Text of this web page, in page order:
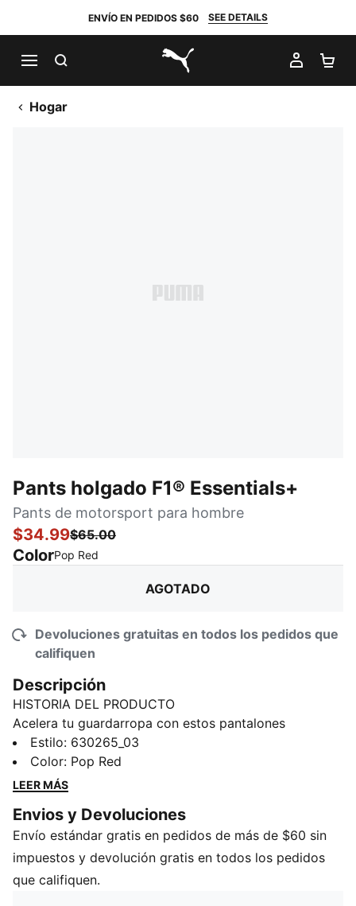
ENVÍO EN PEDIDOS $60 SEE DETAILS
PUMA.com
MI
Hogar
Pants holgado F1® Essentials+
Pants de motorsport para hombre
$34.99$65.00
ColorPop Red
AGOTADO
Devoluciones gratuitas en todos los pedidos que
califiquen
Descripción
HISTORIA DEL PRODUCTO
Acelera tu guardarropa con estos pantalones
deportivos de corte relajado ESS+, que con la marca
F1® tiene y un estilo del motosport que destaca. Con
tecnología warmCELL que ayuda a retener el calor,
perfecto para animar a tu equipo favorito desde el
sofá.
CARACTERÍSTICAS Y BENEFICIOS
warmCELL: Tecnología transpirable para climas fríos,
Estilo: 630265_03
Color: Pop Red
LEER MÁS
Envios y Devoluciones
Envío estándar gratis en pedidos de más de $60 sin
impuestos y devolución gratis en todos los pedidos
que califiquen.